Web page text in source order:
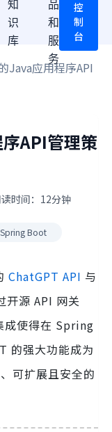
知
识
库
品
和
服
务
控
制
台
Java应用程序API
API管理策
时间：12分钟
Spring Boot
ChatGPT API 与
源 API 网关
成使得在 Spring
的强大功能成为
可扩展且安全的